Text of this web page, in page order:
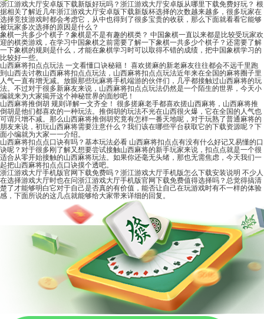
浙江游戏大厅安卓版下载新版好玩吗？浙江游戏大厅安卓版从哪里下载免费好玩？ 根
据相关了解近几年浙江游戏大厅安卓版下载新版杯选择的次数越来越多，很多玩家在
选择竞技游戏时都会考虑它，从中也得到了很多宝贵的收获，那么下面就看看它能够
被玩家多次选择的原因是什么？
象棋一共多少个棋子？象棋是不是有趣的棋类？ 中国象棋一直以来都是比较受玩家欢
迎的棋类游戏，在学习中国象棋之前需要了解一下象棋一共多少个棋子？还需要了解
一下象棋的规则是什么，才能在象棋学习时可以取得不错的成绩，把中国象棋学习的
比较好一些。
山西麻将扣点点玩法 一文看懂口诀秘籍！ 喜欢搓麻的新老麻友往往都会不远千里跑
到山西去讨教山西麻将扣点点玩法，山西麻将扣点点玩法近年来在全国的麻将圈子里
人气一直有增无减。放眼那些玩麻将手机端游的伙伴们，几乎都接触过山西麻将的玩
法。不过对于很多新麻友来说，山西麻将扣点点玩法仍然是一个陌生的世界，今天小
编就来为大家揭开这个神秘世界的面纱吧！
山西麻将推倒胡 规则详解一文齐全！ 很多搓麻老手都喜欢搓山西麻将，山西麻将推
倒胡是他们都喜欢的一种玩法。推倒胡的玩法不光在山西很火爆，它在全国的人气也
可谓只增不减。那么山西麻将推倒胡究竟有怎样一番天地呢，对于玩熟了普通麻将的
朋友来说，初玩山西麻将需要注意什么？我们该在哪些平台获取它的下载资源呢？下
面小编就为大家一一介绍。
山西麻将扣点点口诀有吗？基本玩法必看 山西麻将扣点点有没有什么好记又易懂的口
诀呢？对于很多刚了解又想要尝试接触山西麻将的新手玩家来说，扣点点就是一个很
适合从零开始接触的山西麻将玩法。如果你还毫无头绪，那也无需焦虑，今天我们一
起把山西麻将扣点点口诀摸个透吧。
浙江游戏大厅手机版官网下载免费吗？浙江游戏大厅手机版怎么下载安装说明 不少人
在选择游戏大厅时也在问浙江游戏大厅手机版官网下载免费值得选择吗？总觉得搞清
楚了才能够明白它对于自己是否真的有价值，能否让自己在玩游戏时有不一样的体验
感，下面所说的这几点就能够给大家带来详细的回复。